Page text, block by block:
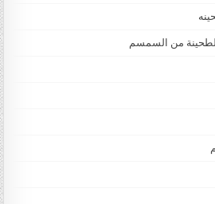
الطحينة من السمسم